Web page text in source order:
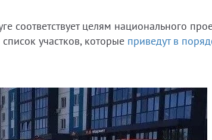
соответствует целям национального
участков, которые приведут в